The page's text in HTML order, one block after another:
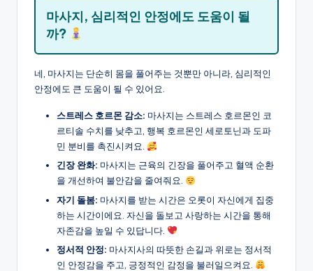
마사지, 심리적인 안정에도 도움이 될
까?
네, 마사지는 단순히 몸을 풀어주는 것뿐만 아니라, 심리적인
안정에도 큰 도움이 될 수 있어요.
스트레스 호르몬 감소: 마사지는 스트레스 호르몬인 코
르티솔 수치를 낮추고, 행복 호르몬인 세로토닌과 도파
민 분비를 촉진시켜요.
긴장 완화: 마사지는 근육의 긴장을 풀어주고 혈액 순환
을 개선하여 불안감을 줄여줘요.
자기 돌봄: 마사지를 받는 시간은 오롯이 자신에게 집중
하는 시간이에요. 자신을 돌보고 사랑하는 시간을 통해
자존감을 높일 수 있답니다.
정서적 안정: 마사지사의 따뜻한 손길과 위로는 정서적
인 안정감을 주고, 긍정적인 감정을 불러일으켜요.